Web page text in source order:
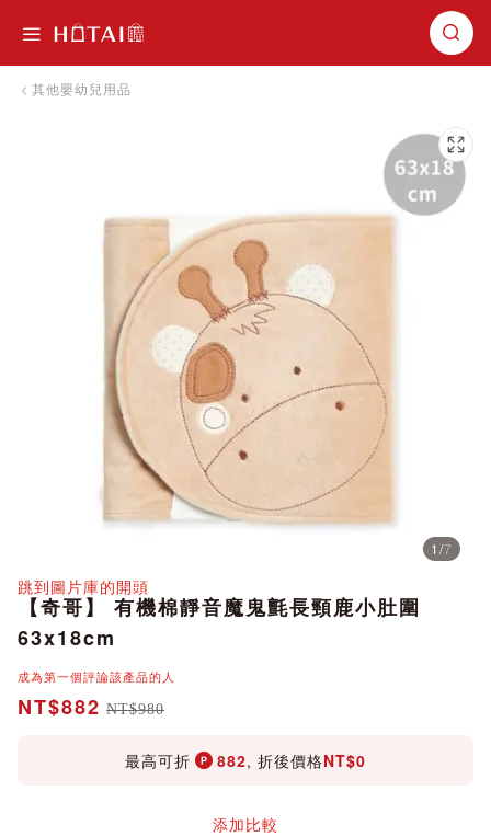
其他嬰幼兒用品
1 /7
跳到圖片庫的開頭
【奇哥】 有機棉靜音魔鬼氈長頸鹿小肚圍
63x18cm
成為第一個評論該產品的人
NT$882 NT$980
最高可折 882, 折後價格NT$0
添加比較